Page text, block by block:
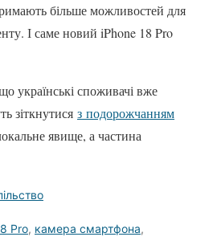
більше можливостей для
І саме новий iPhone 18 Pro
українські споживачі вже
зіткнутися з подорожчанням
явище, а частина
Pro, камера смартфона,